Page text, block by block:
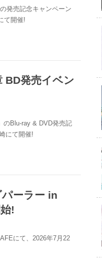
発売記念キャンペーン
て開催!
BD発売イベン
のBlu-ray & DVD発売記
にて開催!
ーラー in
!
にて、2026年7月22